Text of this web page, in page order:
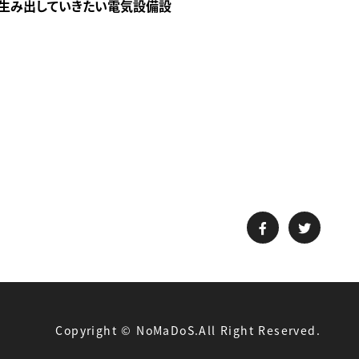
み出していきたい電気設備設
Copyright © NoMaDoS.All Right Reserved.